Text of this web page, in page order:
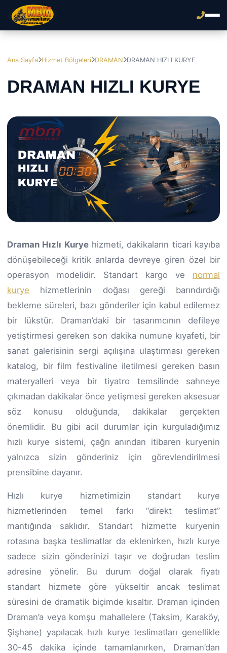
Ana Sayfa Hizmet Bölgeleri DRAMAN DRAMAN HIZLI KURYE
DRAMAN HIZLI KURYE
Draman Hızlı Kuryehizmeti, dakikaların ticari kayıba
dönüşebileceği kritik anlarda devreye giren özel bir
operasyon modelidir. Standart kargo ve normal
kurye hizmetlerinin doğası gereği barındırdığı
bekleme süreleri, bazı gönderiler için kabul edilemez
bir lükstür. Draman’daki bir tasarımcının defileye
yetiştirmesi gereken son dakika numune kıyafeti, bir
sanat galerisinin sergi açılışına ulaştırması gereken
katalog, bir film festivaline iletilmesi gereken basın
materyalleri veya bir tiyatro temsilinde sahneye
çıkmadan dakikalar önce yetişmesi gereken aksesuar
söz konusu olduğunda, dakikalar gerçekten
önemlidir. Bu gibi acil durumlar için kurguladığımız
hızlı kurye sistemi, çağrı anından itibaren kuryenin
yalnızca sizin gönderiniz için görevlendirilmesi
prensibine dayanır.
Hızlı kurye hizmetimizin standart kurye
hizmetlerinden temel farkı “direkt teslimat”
mantığında saklıdır. Standart hizmette kuryenin
rotasına başka teslimatlar da eklenirken, hızlı kurye
sadece sizin gönderinizi taşır ve doğrudan teslim
adresine yönelir. Bu durum doğal olarak fiyatı
standart hizmete göre yükseltir ancak teslimat
süresini de dramatik biçimde kısaltır. Draman içinden
Draman’a veya komşu mahallelere (Taksim, Karaköy,
Şişhane) yapılacak hızlı kurye teslimatları genellikle
30-45 dakika içinde tamamlanırken, Draman’dan